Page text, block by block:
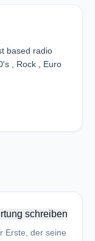
based radio
, Rock , Euro
schreiben
Erste, der seine